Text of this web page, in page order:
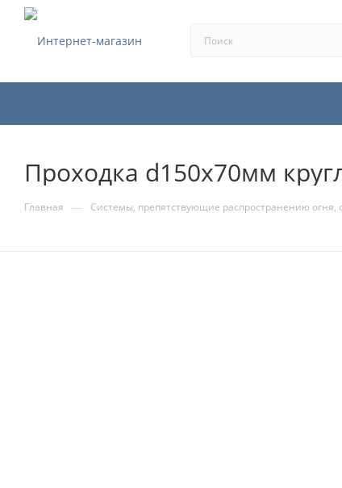
Проходка d150х70мм
Главная — Системы, препятствующие распространению огня,